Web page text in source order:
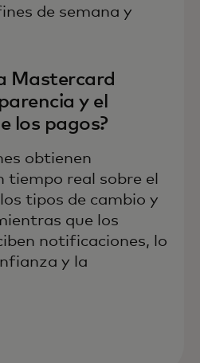
de semana y
Mastercard
y el
los pagos?
obtienen
tiempo real sobre el
tipos de cambio y
que los
notificaciones, lo
y la